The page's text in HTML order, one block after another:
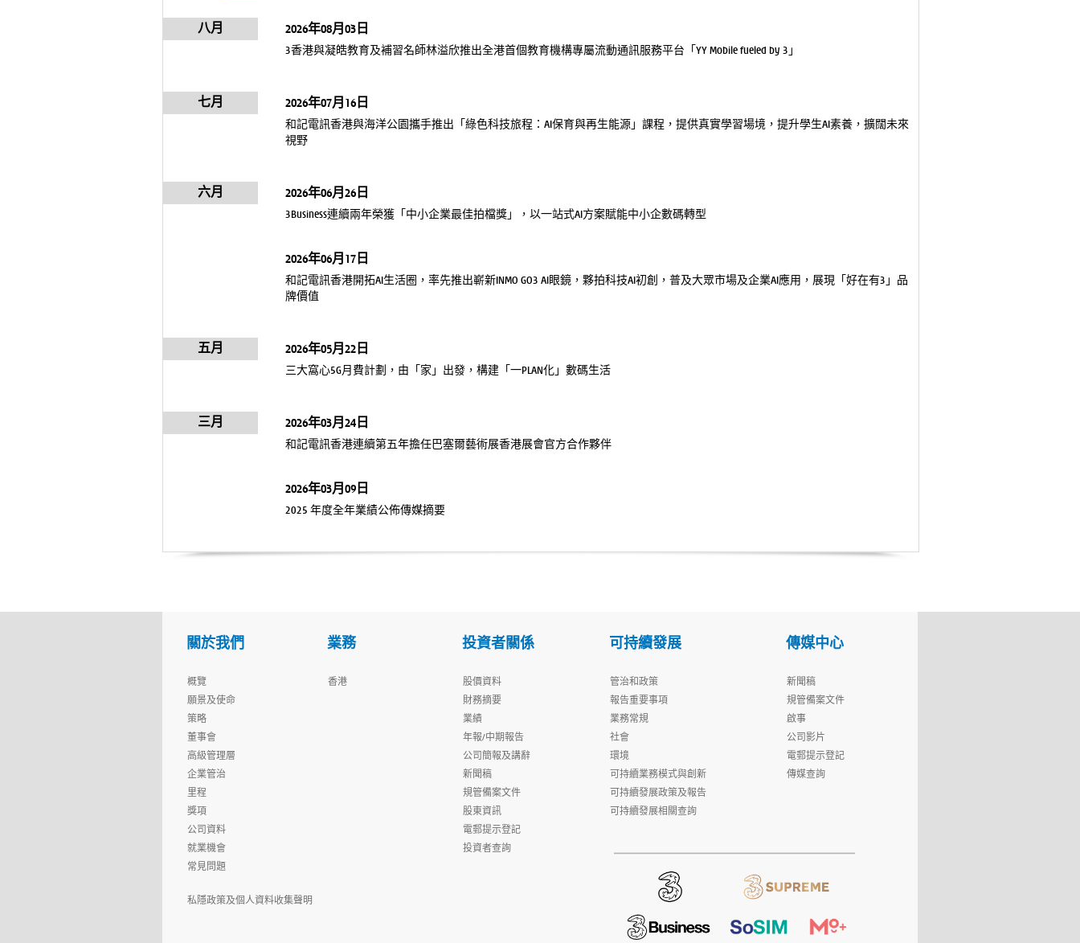
八月 2026年08月03日
3香港與凝皓教育及補習名師林溢欣推出全港首個教育機構專屬流動通訊服務平台「YY Mobile fueled by 3」
七月 2026年07月16日
和記電訊香港與海洋公園攜手推出「綠色科技旅程：AI保育與再生能源」課程，提供真實學習場境，提升學生AI素養，擴闊未來
視野
六月 2026年06月26日
3Business連續兩年榮獲「中小企業最佳拍檔獎」，以一站式AI方案賦能中小企數碼轉型
2026年06月17日
和記電訊香港開拓AI生活圈，率先推出嶄新INMO GO3 AI眼鏡，夥拍科技AI初創，普及大眾市場及企業AI應用，展現「好在有3」品
牌價值
五月 2026年05月22日
三大窩心5G月費計劃，由「家」出發，構建「一PLAN化」數碼生活
三月 2026年03月24日
和記電訊香港連續第五年擔任巴塞爾藝術展香港展會官方合作夥伴
2026年03月09日
2025 年度全年業績公佈傳媒摘要
關於我們
概覽
願景及使命
策略
董事會
高級管理層
企業管治
里程
獎項
公司資料
就業機會
常見問題
業務
香港
投資者關係
股價資料
財務摘要
業績
年報/中期報告
公司簡報及講辭
新聞稿
規管備案文件
股東資訊
電郵提示登記
投資者查詢
可持續發展
管治和政策
報告重要事項
業務常規
社會
環境
可持續業務模式與創新
可持續發展政策及報告
可持續發展相關查詢
傳媒中心
新聞稿
規管備案文件
啟事
公司影片
電郵提示登記
傳媒查詢
私隱政策及個人資料收集聲明